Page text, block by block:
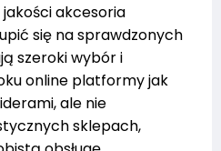
akcesoria
się na sprawdzonych
szeroki wybór i
online platformy jak
ale nie
sklepach,